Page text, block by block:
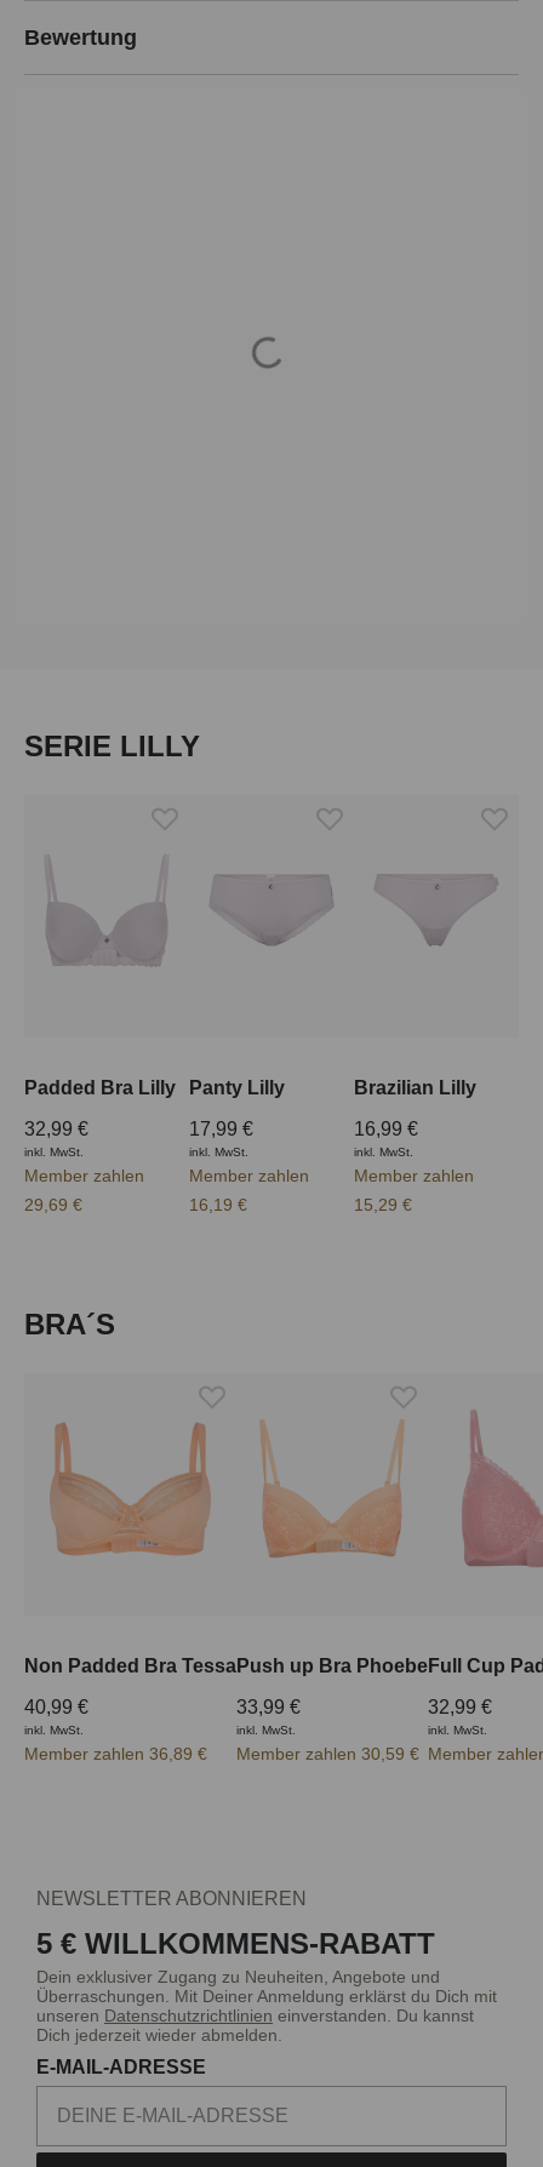
Bewertung
Loading...
Produktgalerie überspringen
SERIE LILLY
Padded Bra Lilly
32,99 €
inkl. MwSt.
Member zahlen
29,69 €
Panty Lilly
17,99 €
inkl. MwSt.
Member zahlen
16,19 €
Brazilian Lilly
16,99 €
inkl. MwSt.
Member zahlen
15,29 €
Produktgalerie überspringen
BRA´S
Non Padded Bra Tessa
40,99 €
inkl. MwSt.
Member zahlen 36,89 €
Push up Bra Phoebe
33,99 €
inkl. MwSt.
Member zahlen 30,59 €
32,99 €
inkl. MwSt.
Member
NEWSLETTER ABONNIEREN
5 € WILLKOMMENS-RABATT
Dein exklusiver Zugang zu Neuheiten, Angebote und
Überraschungen. Mit Deiner Anmeldung erklärst du Dich mit
unseren Datenschutzrichtlinien einverstanden. Du kannst
Dich jederzeit wieder abmelden.
E-MAIL-ADRESSE